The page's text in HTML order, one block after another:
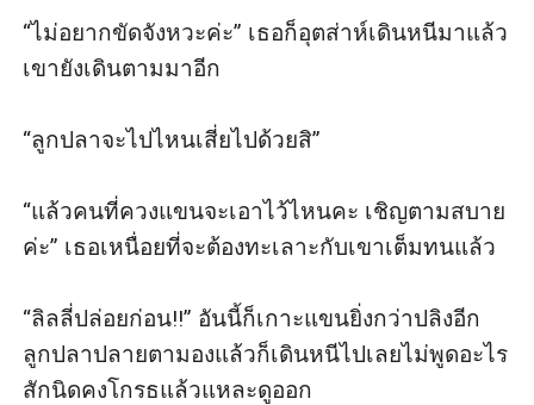
“ไม่อยากขัดจังหวะค่ะ” เธอก็อุตส่าห์เดินหนีมาแล้ว
เขายังเดินตามมาอีก
“ลูกปลาจะไปไหนเสี่ยไปด้วยสิ”
“แล้วคนที่ควงแขนจะเอาไว้ไหนคะ เชิญตามสบาย
ค่ะ” เธอเหนื่อยที่จะต้องทะเลาะกับเขาเต็มทนแล้ว
“ลิลลี่ปล่อยก่อน!!” อันนี้ก็เกาะแขนยิ่งกว่าปลิงอีก
ลูกปลาปลายตามองแล้วก็เดินหนีไปเลยไม่พูดอะไร
สักนิดคงโกรธแล้วแหละดูออก